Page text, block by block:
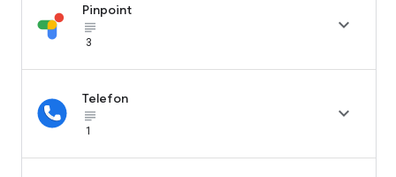
Pinpoint
subject_black
3

Telefon
subject_black
1
